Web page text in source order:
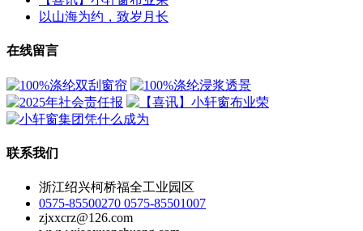
以山海为约，致岁月长
在线留言
联系我们
浙江绍兴柯桥福全工业园区
0575-85500270 0575-85501007
zjxxcrz@126.com